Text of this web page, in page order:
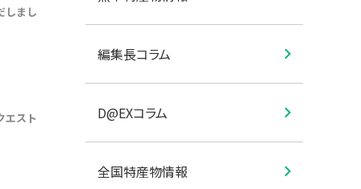
しまし
エスト
編集長コラム
D@EXコラム
全国特産物情報